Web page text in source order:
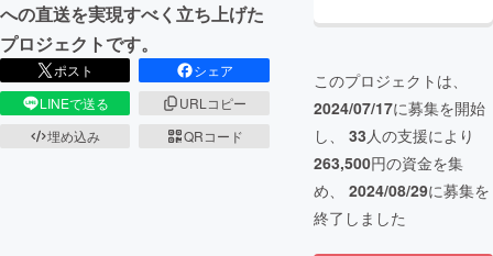
への直送を実現すべく立ち上げた
プロジェクトです。
ポスト
シェア
LINEで送る
URLコピー
埋め込み
QRコード
このプロジェクトは、
2024/07/17に募集を開始
し、 33人の支援により
263,500円の資金を集
め、 2024/08/29に募集を
終了しました